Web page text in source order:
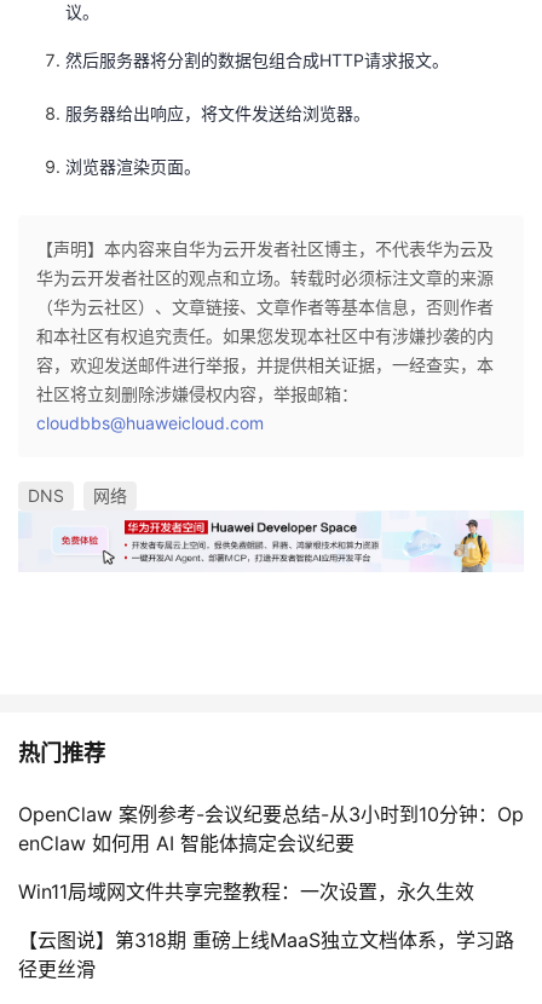
议。
然后服务器将分割的数据包组合成HTTP请求报文。
服务器给出响应，将文件发送给浏览器。
浏览器渲染页面。
【声明】本内容来自华为云开发者社区博主，不代表华为云及
华为云开发者社区的观点和立场。转载时必须标注文章的来源
（华为云社区）、文章链接、文章作者等基本信息，否则作者
和本社区有权追究责任。如果您发现本社区中有涉嫌抄袭的内
容，欢迎发送邮件进行举报，并提供相关证据，一经查实，本
社区将立刻删除涉嫌侵权内容，举报邮箱：
cloudbbs@huaweicloud.com
DNS 网络
热门推荐
OpenClaw 案例参考-会议纪要总结-从3小时到10分钟：Op
enClaw 如何用 AI 智能体搞定会议纪要
Win11局域网文件共享完整教程：一次设置，永久生效
【云图说】第318期 重磅上线MaaS独立文档体系，学习路
径更丝滑